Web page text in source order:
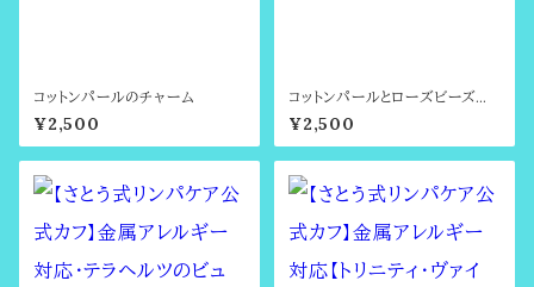
コットンパールのチャーム
¥2,500
コットンパールとローズビーズの
チャーム
¥2,500